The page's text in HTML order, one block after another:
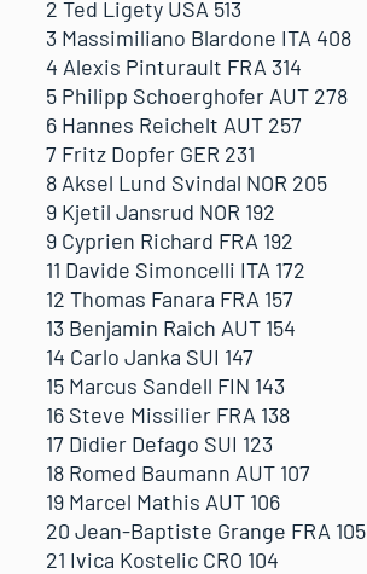
2 Ted Ligety USA 513
3 Massimiliano Blardone ITA 408
4 Alexis Pinturault FRA 314
5 Philipp Schoerghofer AUT 278
6 Hannes Reichelt AUT 257
7 Fritz Dopfer GER 231
8 Aksel Lund Svindal NOR 205
9 Kjetil Jansrud NOR 192
9 Cyprien Richard FRA 192
11 Davide Simoncelli ITA 172
12 Thomas Fanara FRA 157
13 Benjamin Raich AUT 154
14 Carlo Janka SUI 147
15 Marcus Sandell FIN 143
16 Steve Missilier FRA 138
17 Didier Defago SUI 123
18 Romed Baumann AUT 107
19 Marcel Mathis AUT 106
20 Jean-Baptiste Grange FRA 105
21 Ivica Kostelic CRO 104